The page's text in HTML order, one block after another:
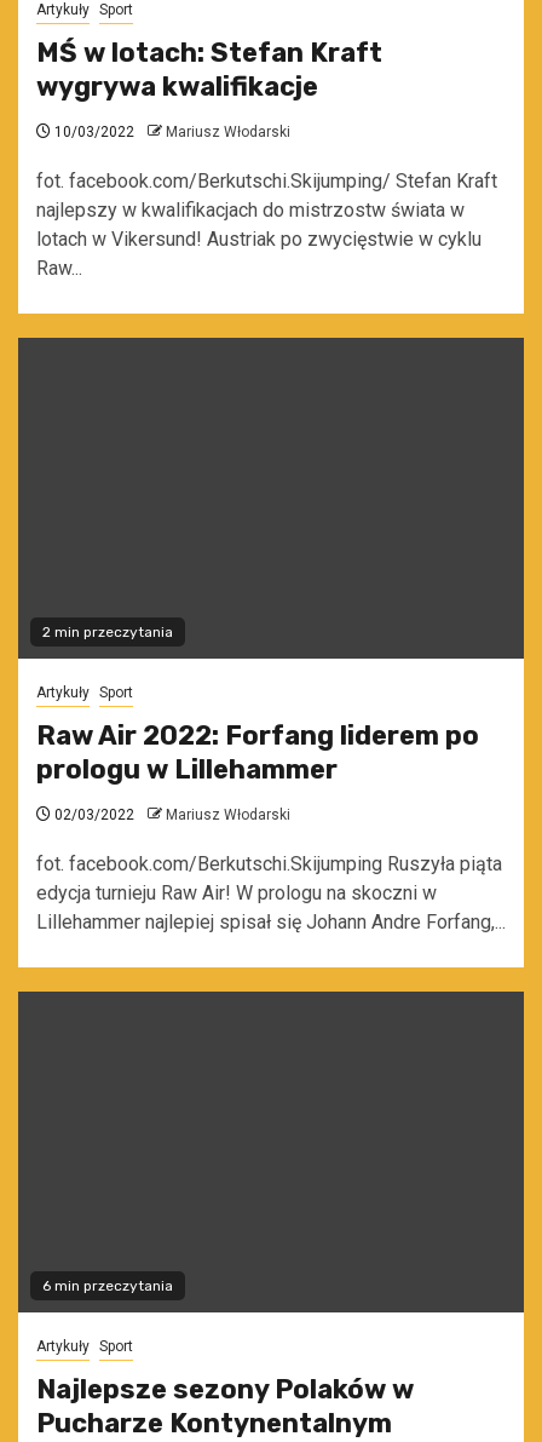
Artykuły Sport
MŚ w lotach: Stefan Kraft
wygrywa kwalifikacje
10/03/2022 Mariusz Włodarski
fot. facebook.com/Berkutschi.Skijumping/ Stefan Kraft
najlepszy w kwalifikacjach do mistrzostw świata w
lotach w Vikersund! Austriak po zwycięstwie w cyklu
Raw...
2 min przeczytania
Artykuły Sport
Raw Air 2022: Forfang liderem po
prologu w Lillehammer
02/03/2022 Mariusz Włodarski
fot. facebook.com/Berkutschi.Skijumping Ruszyła piąta
edycja turnieju Raw Air! W prologu na skoczni w
Lillehammer najlepiej spisał się Johann Andre Forfang,...
6 min przeczytania
Artykuły Sport
Najlepsze sezony Polaków w
Pucharze Kontynentalnym